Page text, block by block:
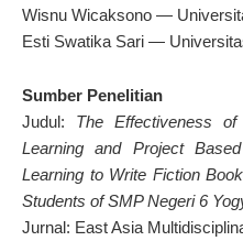
Wisnu Wicaksono —
Esti Swatika Sari —
Sumber Penelitian
Judul: The Effectiveness
Learning and Project
Learning to Write Fiction
Students of SMP Negeri 6
Jurnal: East Asia